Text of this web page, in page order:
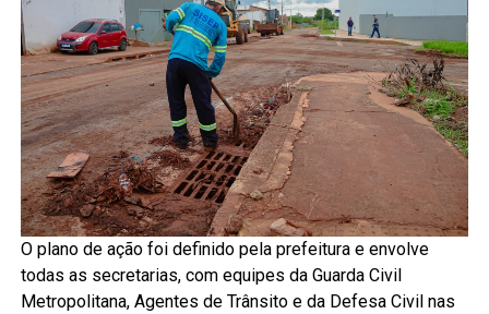
O plano de ação foi definido pela prefeitura e envolve
todas as secretarias, com equipes da Guarda Civil
Metropolitana, Agentes de Trânsito e da Defesa Civil nas